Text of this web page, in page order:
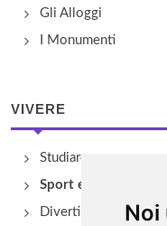
Noi
Gli Alloggi
I Monumenti
VIVERE
Studiare
Sport e Benessere
Divertimento e